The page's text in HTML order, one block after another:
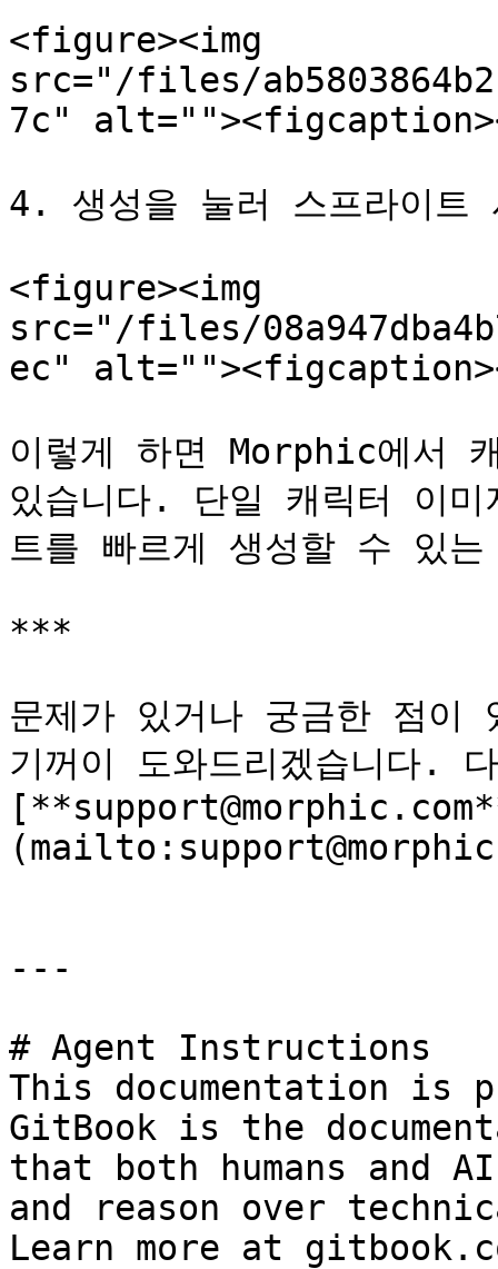
<figure><img
src="/files/
7c"
4. 생성을 눌러 스프라이트
<figure><img
src="/files/
ec"
이렇게 하면 Morphic에서
있습니다. 단일 캐릭터 이
트를 빠르게 생성할 수 있
***
문제가 있거나 궁금한 점이
기꺼이 도와드리겠습니다.
---
# Agent Instructions
This documentation is
GitBook is the
that both humans and
and reason over
Learn more at